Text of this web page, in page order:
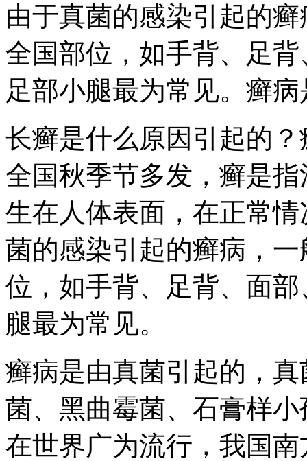
由于真菌的感染引起的
全国部位，如手背、足
足部小腿最为常见。癣
长癣是什么原因引起的
全国秋季节多发，癣是
生在人体表面，在正常
菌的感染引起的癣病，
位，如手背、足背、面
腿最为常见。
癣病是由真菌引起的，
菌、黑曲霉菌、石膏样
在世界广为流行，我国